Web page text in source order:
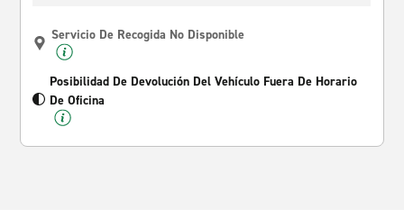
Servicio De Recogida No Disponible
Posibilidad De Devolución Del Vehículo Fuera De Horario
De Oficina